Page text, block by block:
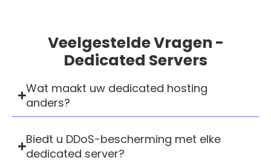
Veelgestelde Vragen -
Dedicated Servers
Wat maakt uw dedicated hosting
anders?
Biedt u DDoS-bescherming met elke
dedicated server?